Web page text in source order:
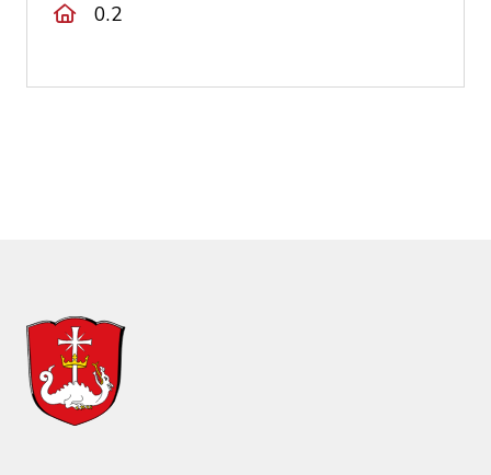
0.2